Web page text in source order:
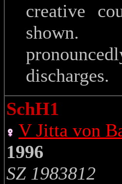
creative
discharges.
SchH1
V Jitta von
1996
SZ 1983812